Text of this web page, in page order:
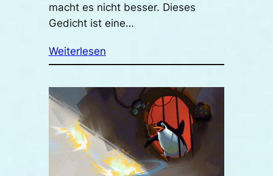
macht es nicht besser. Dieses
Gedicht ist eine…
Weiterlesen